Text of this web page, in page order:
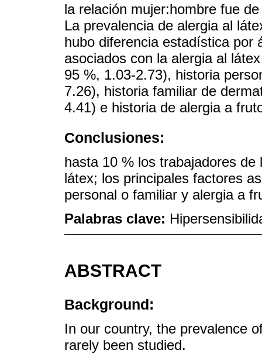
la relación mujer:hombre fue
La prevalencia de alergia al
hubo diferencia estadística por
asociados con la alergia al
95 %, 1.03-2.73), historia
7.26), historia familiar de
4.41) e historia de alergia a
Conclusiones:
hasta 10 % los trabajadores
látex; los principales factores
personal o familiar y alergia a
Palabras clave:
ABSTRACT
Background:
In our country, the prevalence
rarely been studied.